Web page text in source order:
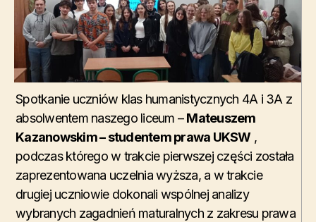
Spotkanie uczniów klas humanistycznych 4A i 3A z
absolwentem naszego liceum –Mateuszem
Kazanowskim – studentem prawa UKSW,
podczas którego w trakcie pierwszej części została
zaprezentowana uczelnia wyższa, a w trakcie
drugiej uczniowie dokonali wspólnej analizy
wybranych zagadnień maturalnych z zakresu prawa